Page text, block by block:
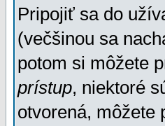
Pripojiť sa do
(večšinou sa
potom si môžete
prístup, niektoré
otvorená, môžete